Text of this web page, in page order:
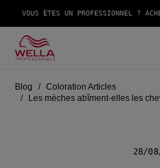
VOUS ÊTES UN PROFESSIONNEL ?
Blog
Coloration Articles
Les mèches abîment-elles les
28/